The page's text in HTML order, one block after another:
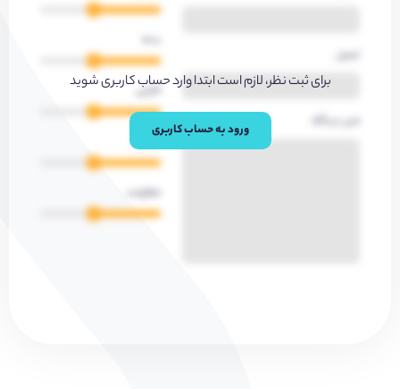
ایمیل
متن دیدگاه
کارایی
کیفیت
مقاومت
برای ثبت نظر، لازم است ابتدا وارد حساب کاربری شوید
ورود به حساب کاربری